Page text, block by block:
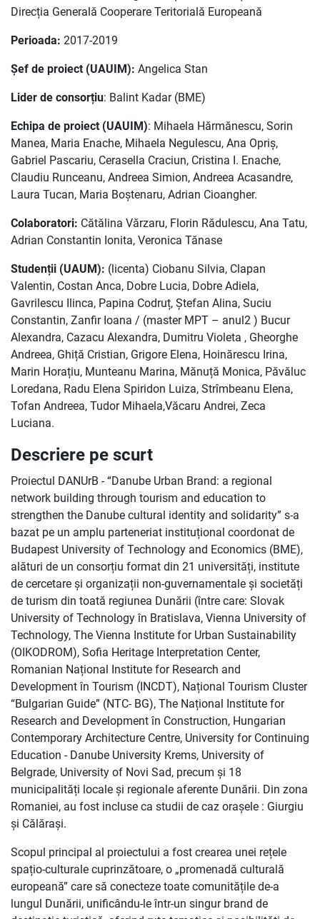
Direcția Generală Cooperare Teritorială Europeană
Perioada: 2017-2019
Șef de proiect (UAUIM): Angelica Stan
Lider de consorțiu: Balint Kadar (BME)
Echipa de proiect (UAUIM): Mihaela Hărmănescu, Sorin
Manea, Maria Enache, Mihaela Negulescu, Ana Opriș,
Gabriel Pascariu, Cerasella Craciun, Cristina I. Enache,
Claudiu Runceanu, Andreea Simion, Andreea Acasandre,
Laura Tucan, Maria Boștenaru, Adrian Cioangher.
Colaboratori: Cătălina Vărzaru, Florin Rădulescu, Ana Tatu,
Adrian Constantin Ionita, Veronica Tănase
Studenții (UAUM): (licenta) Ciobanu Silvia, Clapan
Valentin, Costan Anca, Dobre Lucia, Dobre Adiela,
Gavrilescu Ilinca, Papina Codruț, Ștefan Alina, Suciu
Constantin, Zanfir Ioana / (master MPT – anul2 ) Bucur
Alexandra, Cazacu Alexandra, Dumitru Violeta , Gheorghe
Andreea, Ghiță Cristian, Grigore Elena, Hoinărescu Irina,
Marin Horațiu, Munteanu Marina, Mănuță Monica, Păvăluc
Loredana, Radu Elena Spiridon Luiza, Strîmbeanu Elena,
Tofan Andreea, Tudor Mihaela,Văcaru Andrei, Zeca
Luciana.
Descriere pe scurt
Proiectul DANUrB - “Danube Urban Brand: a regional
network building through tourism and education to
strengthen the Danube cultural identity and solidarity” s-a
bazat pe un amplu parteneriat instituțional coordonat de
Budapest University of Technology and Economics (BME),
alături de un consorțiu format din 21 universități, institute
de cercetare și organizații non-guvernamentale și societăți
de turism din toată regiunea Dunării (între care: Slovak
University of Technology în Bratislava, Vienna University of
Technology, The Vienna Institute for Urban Sustainability
(OIKODROM), Sofia Heritage Interpretation Center,
Romanian Național Institute for Research and
Development în Tourism (INCDT), Național Tourism Cluster
“Bulgarian Guide” (NTC- BG), The Național Institute for
Research and Development în Construction, Hungarian
Contemporary Architecture Centre, University for Continuing
Education - Danube University Krems, University of
Belgrade, University of Novi Sad, precum și 18
municipalități locale și regionale aferente Dunării. Din zona
Romaniei, au fost incluse ca studii de caz orașele : Giurgiu
și Călărași.
Scopul principal al proiectului a fost crearea unei rețele
spațio-culturale cuprinzătoare, o „promenadă culturală
europeană” care să conecteze toate comunitățile de-a
lungul Dunării, unificându-le într-un singur brand de